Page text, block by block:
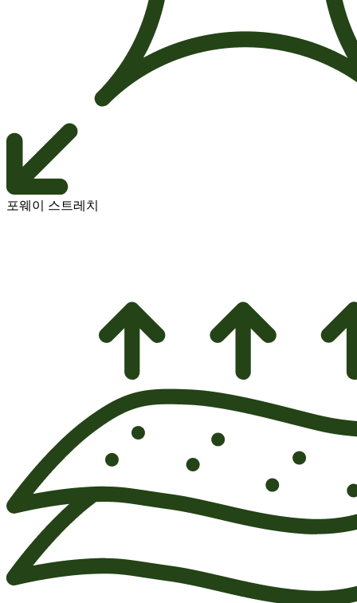
포웨이 스트레치